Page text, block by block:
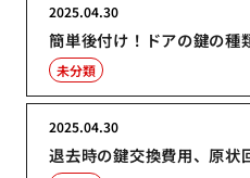
簡単後付け！ドアの鍵の種
2025.04.30
未分類
退去時の鍵交換費用、原状
2025.04.30